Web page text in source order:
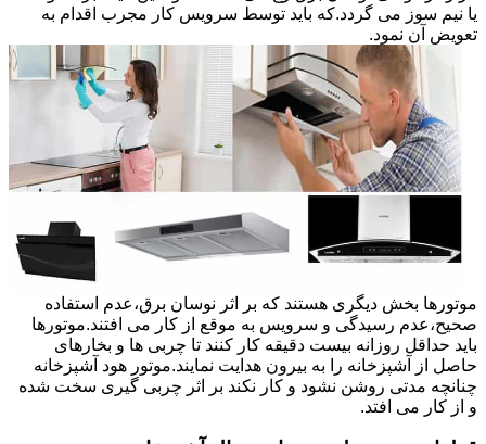
یا نیم سوز می گردد.که باید توسط سرویس کار مجرب اقدام به
تعویض آن نمود.
موتورها بخش دیگری هستند که بر اثر نوسان برق،عدم استفاده
صحیح،عدم رسیدگی و سرویس به موقع از کار می افتند.موتورها
باید حداقل روزانه بیست دقیقه کار کنند تا چربی ها و بخارهای
حاصل از آشپزخانه را به بیرون هدایت نمایند.موتور هود آشپزخانه
چنانچه مدتی روشن نشود و کار نکند بر اثر چربی گیری سخت شده
و از کار می افتد.